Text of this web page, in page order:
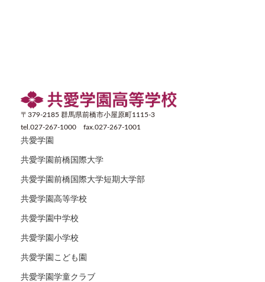
〒379-2185 群馬県前橋市小屋原町1115-3
tel.027-267-1000 fax.027-267-1001
共愛学園
共愛学園前橋国際大学
共愛学園前橋国際大学短期大学部
共愛学園高等学校
共愛学園中学校
共愛学園小学校
共愛学園こども園
共愛学園学童クラブ